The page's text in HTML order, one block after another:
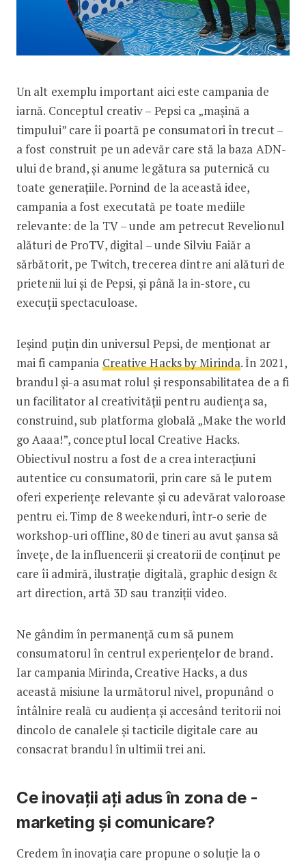
Un alt exemplu important aici este campania de
iarnă. Conceptul creativ – Pepsi ca „mașină a
timpului” care îi poartă pe consumatori în trecut –
a fost construit pe un adevăr care stă la baza ADN-
ului de brand, și anume legătura sa puternică cu
toate generațiile. Pornind de la această idee,
campania a fost executată pe toate mediile
relevante: de la TV – unde am petrecut Revelionul
alături de ProTV, digital – unde Silviu Faiăr a
sărbătorit, pe Twitch, trecerea dintre ani alături de
prietenii lui și de Pepsi, și până la in-store, cu
execuții spectaculoase.
Ieșind puțin din universul Pepsi, de menționat ar
mai fi campania Creative Hacks by Mirinda. În 2021,
brandul și-a asumat rolul și responsabilitatea de a fi
un facilitator al creativității pentru audiența sa,
construind, sub platforma globală „Make the world
go Aaaa!”, conceptul local Creative Hacks.
Obiectivul nostru a fost de a crea interacțiuni
autentice cu consumatorii, prin care să le putem
oferi experiențe relevante și cu adevărat valoroase
pentru ei. Timp de 8 weekenduri, într-o serie de
workshop-uri offline, 80 de tineri au avut șansa să
învețe, de la influencerii și creatorii de conținut pe
care îi admiră, ilustrație digitală, graphic design &
art direction, artă 3D sau tranziții video.
Ne gândim în permanență cum să punem
consumatorul în centrul experiențelor de brand.
Iar campania Mirinda, Creative Hacks, a dus
această misiune la următorul ­nivel, propunând o
întâlnire reală cu audiența și accesând teritorii noi
dincolo de canalele și tacticile digitale care au
consacrat brandul în ultimii trei ani.
Ce inovații ați adus în zona de ­
marketing și comunicare?
Credem în inovația care propune o soluție la o